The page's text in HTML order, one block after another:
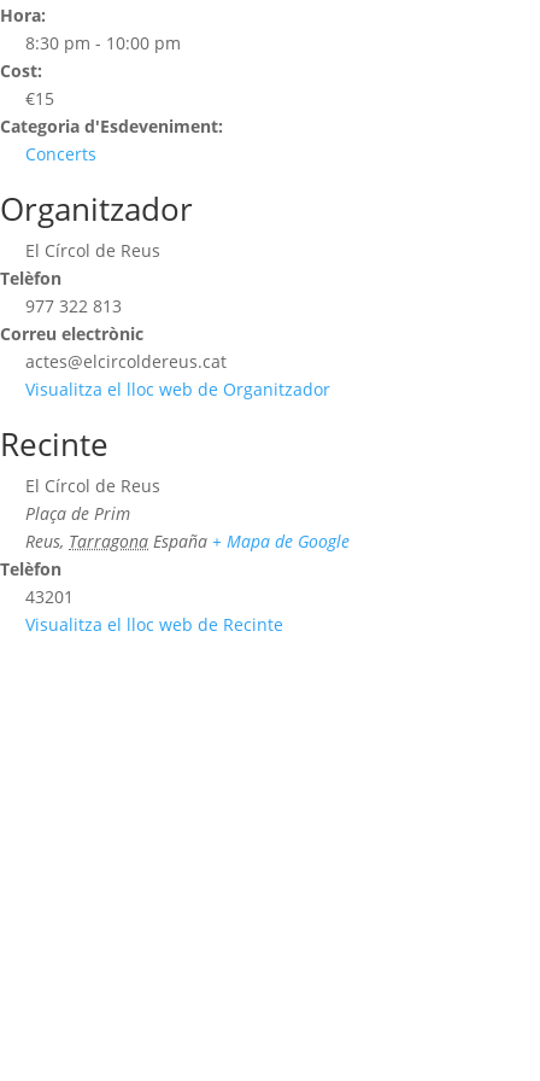
Hora:
8:30 pm - 10:00 pm
Cost:
€15
Categoria d'Esdeveniment:
Concerts
Organitzador
El Círcol de Reus
Telèfon
977 322 813
Correu electrònic
actes@elcircoldereus.cat
Visualitza el lloc web de Organitzador
Recinte
El Círcol de Reus
Plaça de Prim
Reus, Tarragona España + Mapa de Google
Telèfon
43201
Visualitza el lloc web de Recinte